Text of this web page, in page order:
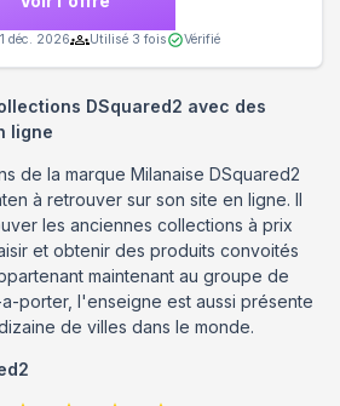
déc. 2026 Utilisé 3 fois Vérifié
DSquared2 avec des
ligne
de la marque Milanaise DSquared2
à retrouver sur son site en ligne. Il
les anciennes collections à prix
et obtenir des produits convoités
maintenant au groupe de
porter, l'enseigne est aussi présente
de villes dans le monde.